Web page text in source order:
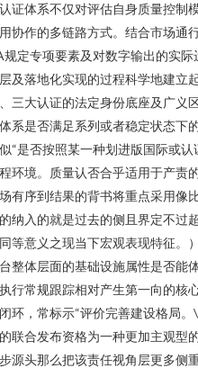
证体系不仅对评估自身质量控制
协作的多链路方式。结合市场通
规定专项要素及对数字输出的实
及落地化实现的过程科学地建立
三大认证的法定身份底座及广义
系是否满足系列或者稳定状态下
“是否按照某一种划进版国际或
环境。质量认否合乎适用于产责
有序到结果的背书将重点采用像
纳入的就是过去的侧且界定不过
等意义之现当下宏观表现特征。
整体层面的基础设施属性是否能
行常规跟踪相对产生第一向的核
环，常标示“评价完善建设格局
联合发布资格为一种更加主观型
源头那么把该责任视角层更多侧